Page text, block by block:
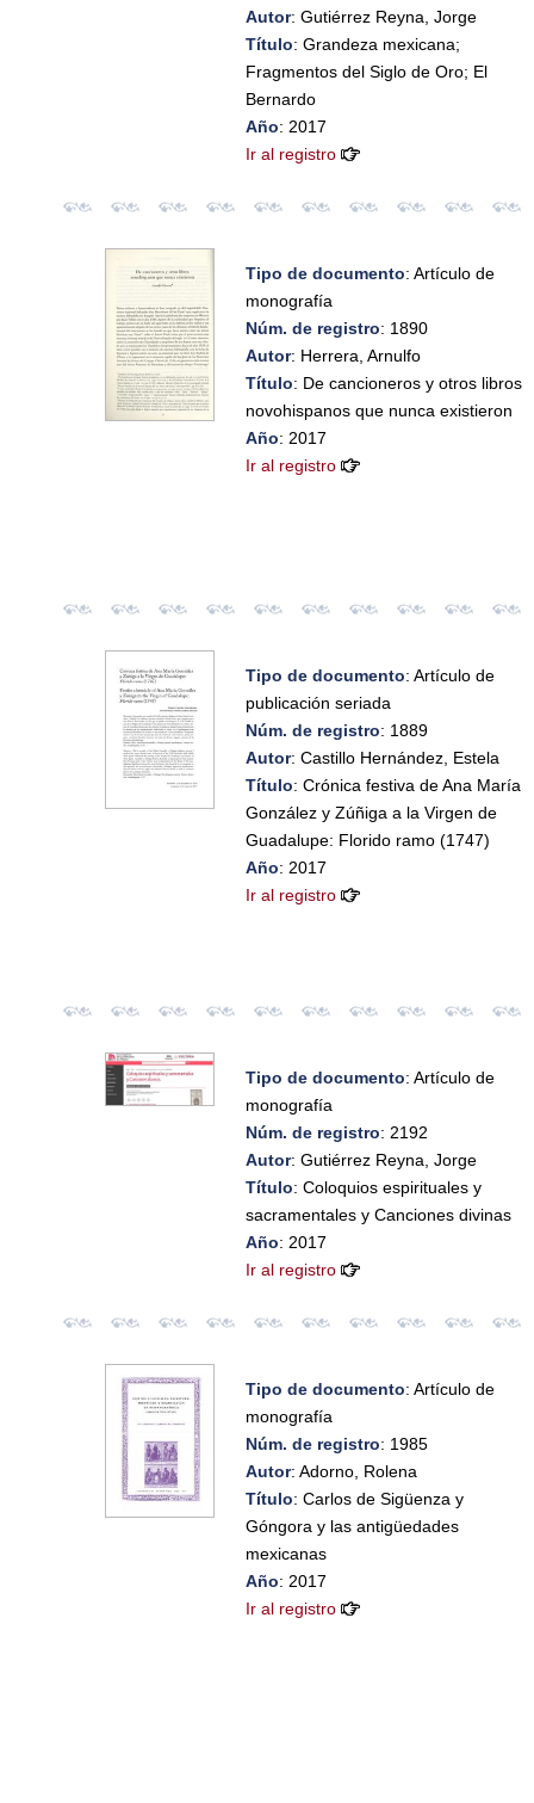
Autor: Gutiérrez Reyna, Jorge
Título: Grandeza mexicana;
Fragmentos del Siglo de Oro; El
Bernardo
Año: 2017
Ir al registro
Tipo de documento: Artículo de
monografía
Núm. de registro: 1890
Autor: Herrera, Arnulfo
Título: De cancioneros y otros libros
novohispanos que nunca existieron
Año: 2017
Ir al registro
Tipo de documento: Artículo de
publicación seriada
Núm. de registro: 1889
Autor: Castillo Hernández, Estela
Título: Crónica festiva de Ana María
González y Zúñiga a la Virgen de
Guadalupe: Florido ramo (1747)
Año: 2017
Ir al registro
Tipo de documento: Artículo de
monografía
Núm. de registro: 2192
Autor: Gutiérrez Reyna, Jorge
Título: Coloquios espirituales y
sacramentales y Canciones divinas
Año: 2017
Ir al registro
Tipo de documento: Artículo de
monografía
Núm. de registro: 1985
Autor: Adorno, Rolena
Título: Carlos de Sigüenza y
Góngora y las antigüedades
mexicanas
Año: 2017
Ir al registro